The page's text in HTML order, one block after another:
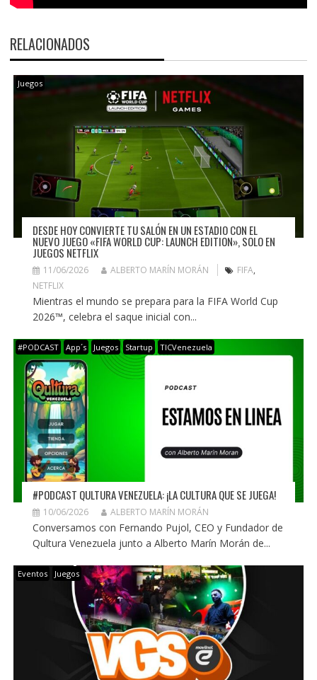
RELACIONADOS
Juegos
DESDE HOY CONVIERTE TU SALÓN EN UN ESTADIO CON EL
NUEVO JUEGO «FIFA WORLD CUP: LAUNCH EDITION», SOLO EN
JUEGOS NETFLIX
11/06/2026 ALBERTO MARÍN MORÁN FIFA,
NETFLIX
Mientras el mundo se prepara para la FIFA World Cup
2026™, celebra el saque inicial con...
#PODCAST App´s Juegos Startup TICVenezuela
#PODCAST QULTURA VENEZUELA: ¡LA CULTURA QUE SE JUEGA!
10/06/2026 ALBERTO MARÍN MORÁN
Conversamos con Fernando Pujol, CEO y Fundador de
Qultura Venezuela junto a Alberto Marín Morán de...
Eventos Juegos